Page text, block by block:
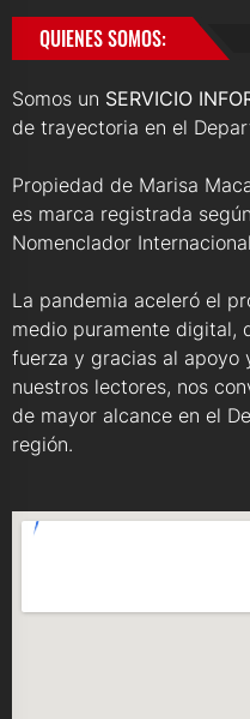
QUIENES SOMOS:
Somos un SERVICIO
de trayectoria en el
Propiedad de Marisa
es marca registrada
Nomenclador
La pandemia aceleró el
medio puramente digital,
fuerza y gracias al apoyo
nuestros lectores, nos
de mayor alcance en el
región.